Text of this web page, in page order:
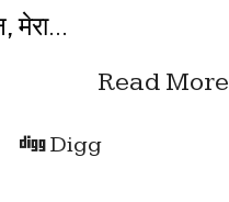
मेरा...
Read More
Digg